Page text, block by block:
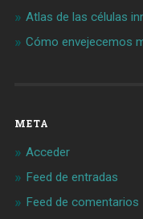
Atlas de las células
Cómo envejecemos
META
Acceder
Feed de entradas
Feed de comentarios